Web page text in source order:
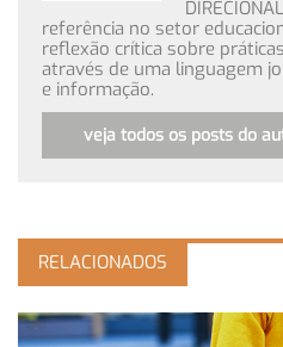
referência no setor
reflexão crítica sobre
através de uma linguagem
e informação.
veja todos os posts do
RELACIONADOS